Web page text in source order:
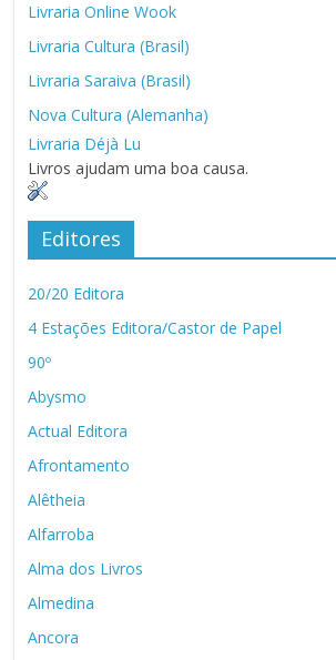
Livraria Online Wook
Livraria Cultura (Brasil)
Livraria Saraiva (Brasil)
Nova Cultura (Alemanha)
Livraria Déjà Lu
Livros ajudam uma boa causa.
Editores
20/20 Editora
4 Estações Editora/Castor de Papel
90º
Abysmo
Actual Editora
Afrontamento
Alêtheia
Alfarroba
Alma dos Livros
Almedina
Ancora